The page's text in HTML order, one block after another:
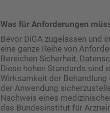
Was für Anforderungen
Bevor DiGA zugelassen und
eine ganze Reihe von
Bereichen Sicherheit,
Diese hohen Standards sind
Wirksamkeit der
der Anwendung
Nachweis eines
das Bundesinstitut für